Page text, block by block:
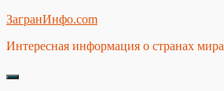
Skip
content
ЗагранИнфо.com
Интересная информация о странах мира